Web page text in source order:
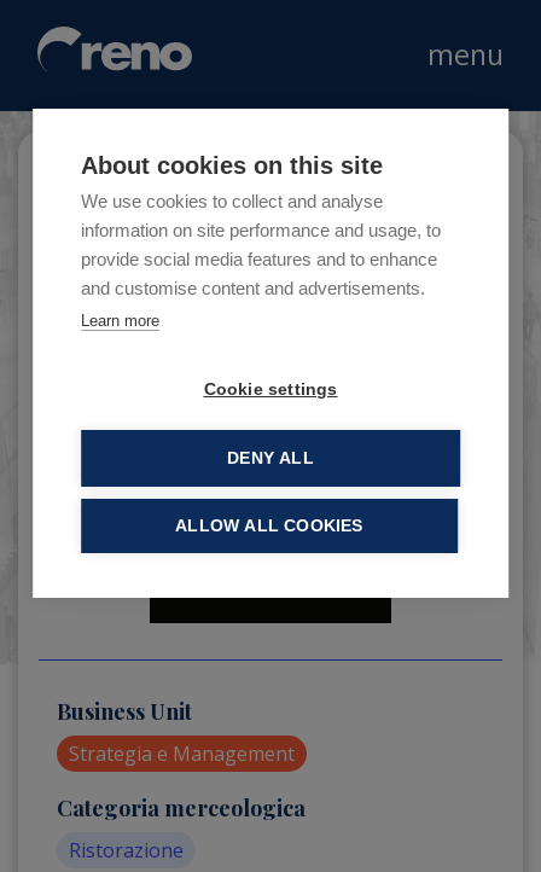
About cookies on this site
We use cookies to collect and analyse
information on site performance and usage, to
provide social media features and to enhance
and customise content and advertisements.
Learn more
Cookie settings
DENY ALL
ALLOW ALL COOKIES
menu
Zushi
Zushi è una catena italiana di ristoranti di
Business Unit
Strategia e Management
Categoria merceologica
Ristorazione